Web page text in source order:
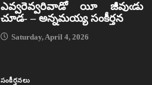
ఎవ్వరెవ్వరివాడో యీ జీవుఁడు
చూడ- – అన్నమయ్య సంకీర్తన
Saturday, April 4, 2026
సంకీర్తనలు